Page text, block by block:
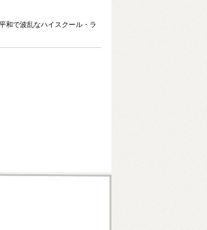
和で波乱なハイスクール・ラ